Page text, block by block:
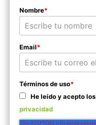
Nombre*
Email*
Términos de uso*
He leído y acepto los
privacidad